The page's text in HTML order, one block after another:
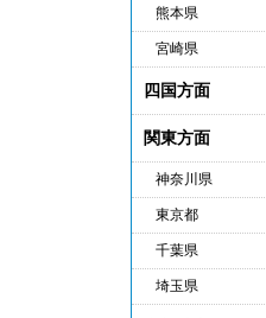
熊本県
宮崎県
四国方面
関東方面
神奈川県
東京都
千葉県
埼玉県